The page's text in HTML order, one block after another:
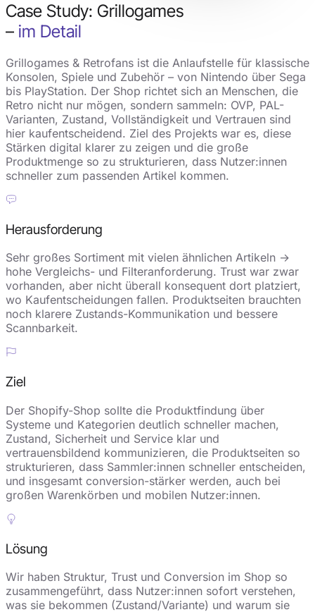
Case Study: Grillogames
– im Detail
Grillogames & Retrofans ist die Anlaufstelle für klassische
Konsolen, Spiele und Zubehör – von Nintendo über Sega
bis PlayStation. Der Shop richtet sich an Menschen, die
Retro nicht nur mögen, sondern sammeln: OVP, PAL-
Varianten, Zustand, Vollständigkeit und Vertrauen sind
hier kaufentscheidend. Ziel des Projekts war es, diese
Stärken digital klarer zu zeigen und die große
Produktmenge so zu strukturieren, dass Nutzer:innen
schneller zum passenden Artikel kommen.
Herausforderung
Sehr großes Sortiment mit vielen ähnlichen Artikeln →
hohe Vergleichs- und Filteranforderung. Trust war zwar
vorhanden, aber nicht überall konsequent dort platziert,
wo Kaufentscheidungen fallen. Produktseiten brauchten
noch klarere Zustands-Kommunikation und bessere
Scannbarkeit.
Ziel
Der Shopify-Shop sollte die Produktfindung über
Systeme und Kategorien deutlich schneller machen,
Zustand, Sicherheit und Service klar und
vertrauensbildend kommunizieren, die Produktseiten so
strukturieren, dass Sammler:innen schneller entscheiden,
und insgesamt conversion-stärker werden, auch bei
großen Warenkörben und mobilen Nutzer:innen.
Lösung
Wir haben Struktur, Trust und Conversion im Shop so
zusammengeführt, dass Nutzer:innen sofort verstehen,
was sie bekommen (Zustand/Variante) und warum sie